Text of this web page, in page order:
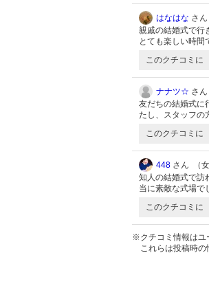
はなはな さ
親戚の結婚式で行
とても楽しい時間
このクチコミに
ナナツ☆ さ
友だちの結婚式に
たし、スタッフの
このクチコミに
448 さん （
知人の結婚式で訪
当に素敵な式場で
このクチコミに
※クチコミ情報はユ
これらは投稿時の